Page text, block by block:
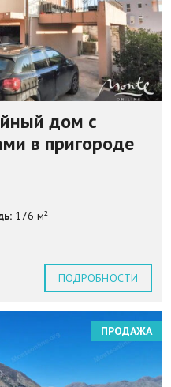
дом с
в пригороде
176 м²
ПОДРОБНОСТИ
ПРОДАЖА